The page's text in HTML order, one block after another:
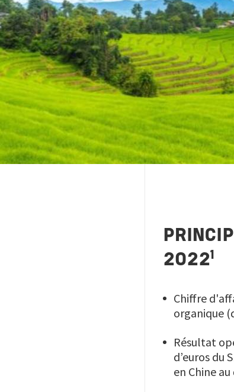
20221
Chiffre
organique
Résultat
d’euros du
en Chine